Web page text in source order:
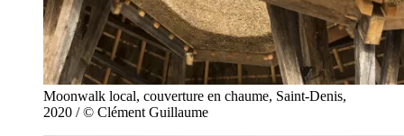
Moonwalk local, couverture en chaume, Saint-Denis,
2020 / © Clément Guillaume